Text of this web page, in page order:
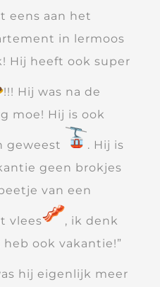
eens aan het
in lermoos
Hij heeft ook super
!!! Hij was na de
moe! Hij is ook
geweest
. Hij is
geen brokjes
van een
vlees
, ik denk
ook vakantie!”
hij eigenlijk meer